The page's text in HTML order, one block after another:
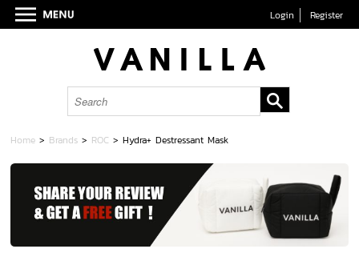
Login Register
Home > Brands > ROC >Hydra+ Destressant Mask